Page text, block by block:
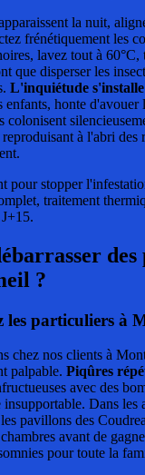
la nuit,
frénétiquement les
lavez tout à 60°C,
que disperser les
L'inquiétude s'installe
enfants, honte d'avouer
colonisent
à l'abri des
pour stopper
traitement
des
?
les particuliers à
chez nos clients à
palpable. Piqûres
avec des
Dans les
pavillons des
avant de
pour toute la